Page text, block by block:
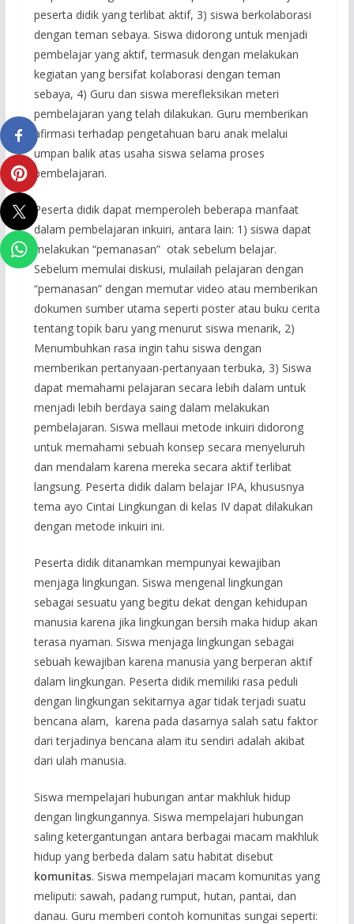
peserta didik yang terlibat aktif, 3) siswa berkolaborasi
dengan teman sebaya. Siswa didorong untuk menjadi
pembelajar yang aktif, termasuk dengan melakukan
kegiatan yang bersifat kolaborasi dengan teman
sebaya, 4) Guru dan siswa merefleksikan meteri
pembelajaran yang telah dilakukan. Guru memberikan
afirmasi terhadap pengetahuan baru anak melalui
umpan balik atas usaha siswa selama proses
pembelajaran.
Peserta didik dapat memperoleh beberapa manfaat
dalam pembelajaran inkuiri, antara lain: 1) siswa dapat
melakukan “pemanasan” otak sebelum belajar.
Sebelum memulai diskusi, mulailah pelajaran dengan
“pemanasan” dengan memutar video atau memberikan
dokumen sumber utama seperti poster atau buku cerita
tentang topik baru yang menurut siswa menarik, 2)
Menumbuhkan rasa ingin tahu siswa dengan
memberikan pertanyaan-pertanyaan terbuka, 3) Siswa
dapat memahami pelajaran secara lebih dalam untuk
menjadi lebih berdaya saing dalam melakukan
pembelajaran. Siswa mellaui metode inkuiri didorong
untuk memahami sebuah konsep secara menyeluruh
dan mendalam karena mereka secara aktif terlibat
langsung. Peserta didik dalam belajar IPA, khususnya
tema ayo Cintai Lingkungan di kelas IV dapat dilakukan
dengan metode inkuiri ini.
Peserta didik ditanamkan mempunyai kewajiban
menjaga lingkungan. Siswa mengenal lingkungan
sebagai sesuatu yang begitu dekat dengan kehidupan
manusia karena jika lingkungan bersih maka hidup akan
terasa nyaman. Siswa menjaga lingkungan sebagai
sebuah kewajiban karena manusia yang berperan aktif
dalam lingkungan. Peserta didik memiliki rasa peduli
dengan lingkungan sekitarnya agar tidak terjadi suatu
bencana alam, karena pada dasarnya salah satu faktor
dari terjadinya bencana alam itu sendiri adalah akibat
dari ulah manusia.
Siswa mempelajari hubungan antar makhluk hidup
dengan lingkungannya. Siswa mempelajari hubungan
saling ketergantungan antara berbagai macam makhluk
hidup yang berbeda dalam satu habitat disebut
komunitas. Siswa mempelajari macam komunitas yang
meliputi: sawah, padang rumput, hutan, pantai, dan
danau. Guru memberi contoh komunitas sungai seperti: